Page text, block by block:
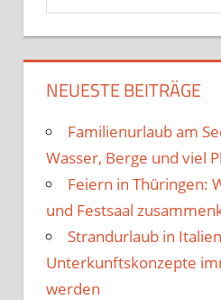
NEUESTE BEITRÄGE
Familienurlaub am
Wasser, Berge und viel
Feiern in Thüringen:
und Festsaal
Strandurlaub in
Unterkunftskonzepte
werden